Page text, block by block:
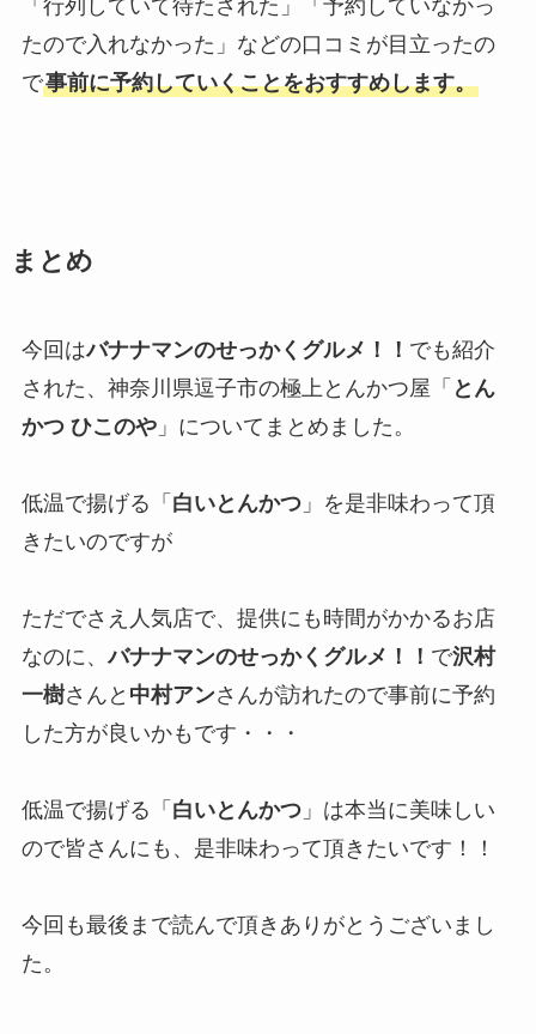
「行列していて待たされた」「予約していなかっ
たので入れなかった」などの口コミが目立ったの
で事前に予約していくことをおすすめします。
まとめ
今回はバナナマンのせっかくグルメ！！ でも紹介
された、神奈川県逗子市の極上とんかつ屋「 とん
かつ ひこのや」についてまとめました。
低温で揚げる「 白いとんかつ」を是非味わって頂
きたいのですが
ただでさえ人気店で、提供にも時間がかかるお店
なのに、バナナマンのせっかくグルメ！！ で沢村
一樹さんと 中村アンさんが訪れたので事前に予約
した方が良いかもです・・・
低温で揚げる「 白いとんかつ」は本当に美味しい
ので皆さんにも、是非味わって頂きたいです！！
今回も最後まで読んで頂きありがとうございまし
た。